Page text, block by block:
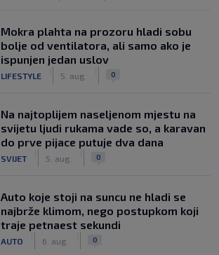
Mokra plahta na prozoru hladi sobu
bolje od ventilatora, ali samo ako je
ispunjen jedan uslov
LIFESTYLE 5. aug. 0
Na najtoplijem naseljenom mjestu na
svijetu ljudi rukama vade so, a karavan
do prve pijace putuje dva dana
SVIJET 5. aug. 0
Auto koje stoji na suncu ne hladi se
najbrže klimom, nego postupkom koji
traje petnaest sekundi
AUTO 6. aug. 0